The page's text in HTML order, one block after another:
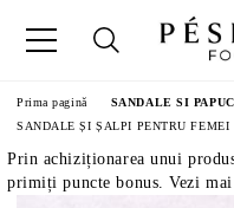
Prima pagină
SANDALE SI
SANDALE ȘI ȘALPI PENTRU FEMEI
Prin achiziționarea unui
primiți puncte bonus. Vezi